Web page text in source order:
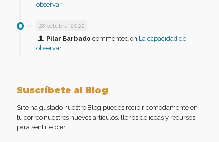
observar
28 octubre, 2022
Pilar Barbado commented on La capacidad de
observar
Suscríbete al Blog
Si te ha gustado nuestro Blog puedes recibir cómodamente en
tu correo nuestros nuevos artículos, llenos de ideas y recursos
para sentirte bien.